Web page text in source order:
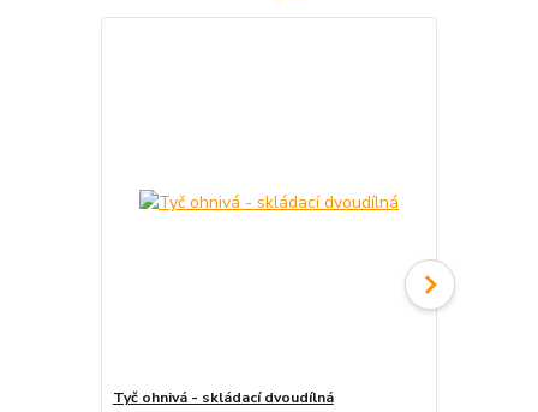
Tyč ohnivá - skládací dvoudílná